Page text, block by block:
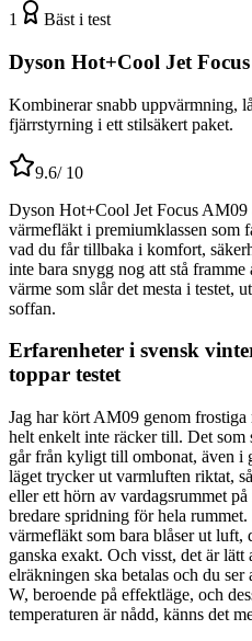
1 Bäst i test
Dyson Hot+Cool Jet
Kombinerar snabb uppvärmning,
fjärrstyrning i ett stilsäkert paket.
9.6/ 10
Dyson Hot+Cool Jet Focus AM09
värmefläkt i premiumklassen som
vad du får tillbaka i komfort,
inte bara snygg nog att stå
värme som slår det mesta i testet,
soffan.
Erfarenheter i svensk
toppar testet
Jag har kört AM09 genom frostiga
helt enkelt inte räcker till. Det som
går från kyligt till ombonat, även i
läget trycker ut varmluften riktat,
eller ett hörn av vardagsrummet
bredare spridning för hela
värmefläkt som bara blåser ut luft,
ganska exakt. Och visst, det är
elräkningen ska betalas och du
W, beroende på effektläge, och
temperaturen är nådd, känns det